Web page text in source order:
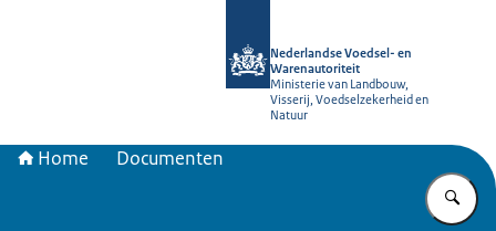
Nederlandse Voedsel- en
Warenautoriteit
Ministerie van Landbouw,
Visserij, Voedselzekerheid en
Natuur
Home Documenten